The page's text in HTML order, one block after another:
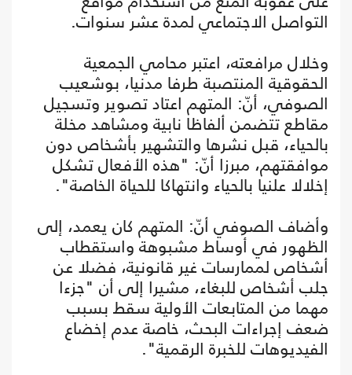
التواصل الاجتماعي لمدة عشر سنوات.
وخلال مرافعته، اعتبر محامي الجمعية
الحقوقية المنتصبة طرفا مدنيا، بوشعيب
الصوفي، أنّ: المتهم اعتاد تصوير وتسجيل
مقاطع تتضمن ألفاظا نابية ومشاهد مخلة
بالحياء، قبل نشرها والتشهير بأشخاص دون
موافقتهم، مبرزا أنّ: "هذه الأفعال تشكل
إخلالا علنيا بالحياء وانتهاكا للحياة الخاصة".
وأضاف الصوفي أنّ: المتهم كان يعمد، إلى
الظهور في أوساط مشبوهة واستقطاب
أشخاص لممارسات غير قانونية، فضلا عن
جلب أشخاص للبغاء، مشيرا إلى أن "جزءا
مهما من المتابعات الأولية سقط بسبب
ضعف إجراءات البحث، خاصة عدم إخضاع
الفيديوهات للخبرة الرقمية".